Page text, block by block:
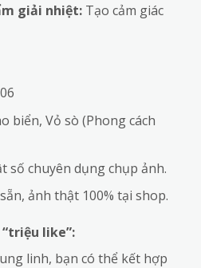
giải nhiệt:Tạo cảm giác
biển, Vỏ sò (Phong cách
số chuyên dụng chụp ảnh.
ảnh thật 100% tại shop.
like”:
linh, bạn có thể kết hợp